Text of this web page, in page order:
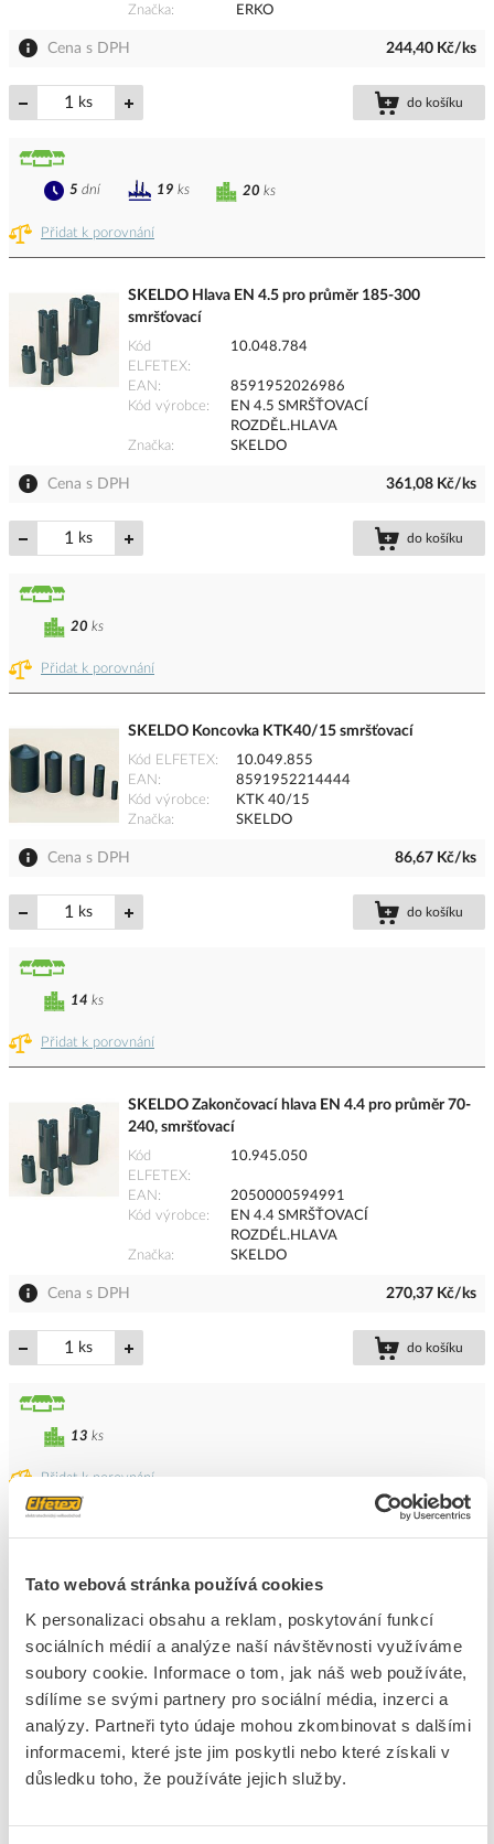
Tato webová stránka používá cookies
K personalizaci obsahu a reklam, poskytování funkcí
sociálních médií a analýze naší návštěvnosti využíváme
soubory cookie. Informace o tom, jak náš web používáte,
sdílíme se svými partnery pro sociální média, inzerci a
analýzy. Partneři tyto údaje mohou zkombinovat s dalšími
informacemi, které jste jim poskytli nebo které získali v
důsledku toho, že používáte jejich služby.
Značka
ERKO
Cena s DPH 244,40 Kč/ks
ks do košíku
Přidat k porovnání
20 ks
5 dní 19 ks
SKELDO Hlava EN 4.5 pro průměr 185-300
smršťovací
Kód
ELFETEX
10.048.784
EAN
8591952026986
Kód výrobce
EN 4.5 SMRŠŤOVACÍ
ROZDĚL.HLAVA
Značka
SKELDO
Cena s DPH 361,08 Kč/ks
ks do košíku
Přidat k porovnání
20 ks
SKELDO Koncovka KTK40/15 smršťovací
Kód ELFETEX
10.049.855
EAN
8591952214444
Kód výrobce
KTK 40/15
Značka
SKELDO
Cena s DPH 86,67 Kč/ks
ks do košíku
Přidat k porovnání
14 ks
SKELDO Zakončovací hlava EN 4.4 pro průměr 70-
240, smršťovací
Kód
ELFETEX
10.945.050
EAN
2050000594991
Kód výrobce
EN 4.4 SMRŠŤOVACÍ
ROZDÉL.HLAVA
Značka
SKELDO
Cena s DPH 270,37 Kč/ks
ks do košíku
Přidat k porovnání
13 ks
PROTEC Spojka PSM 515 5x1,5-5x16mm
Kód ELFETEX
10.050.380
EAN
4016705107636
05100763
Značka
PROTEC.CLASS
Cena s DPH 473,19 Kč/ks
do košíku